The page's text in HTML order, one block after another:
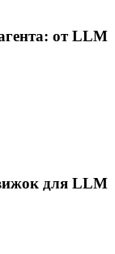
от LLM
для LLM